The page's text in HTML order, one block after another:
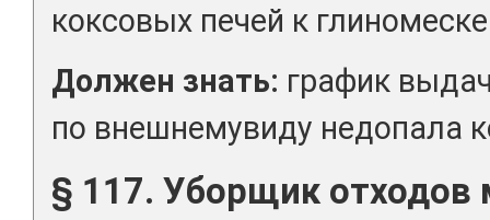
коксовых печей к
Должен знать: график
по внешнемувиду недопала
§ 117. Уборщик отходов